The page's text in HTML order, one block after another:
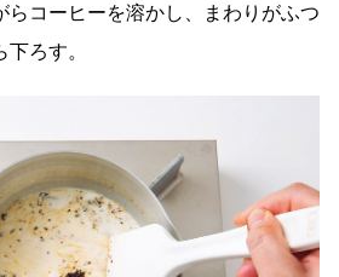
らコーヒーを溶かし、まわりがふつ
ろす。